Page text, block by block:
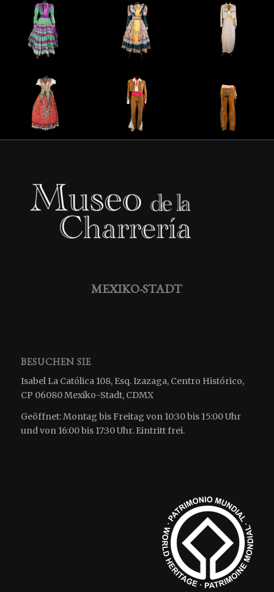
MEXIKO-STADT
BESUCHEN SIE
Isabel La Católica 108, Esq. Izazaga, Centro Histórico,
CP 06080 Mexiko-Stadt, CDMX
Geöffnet: Montag bis Freitag von 10:30 bis 15:00 Uhr
und von 16:00 bis 17:30 Uhr. Eintritt frei.